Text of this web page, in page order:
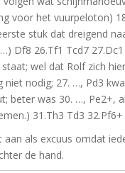
voor het vuurpeloton)
stuk dat dreigend
Df8 26.Tf1 Tcd7
wel dat Rolf zich
niet nodig; 27. …, Pd3
beter was 30. …, Pe2+,
31.Th3 Td3 32.Pf6+
aan als excuus omdat
de hand.